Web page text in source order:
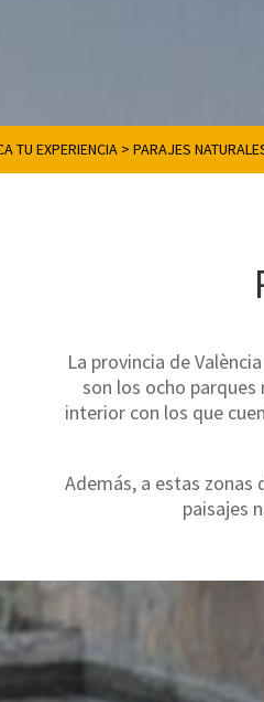
TU EXPERIENCIA >PARAJES
La provincia de
son los ocho
interior con los que
Además, a estas
paisajes